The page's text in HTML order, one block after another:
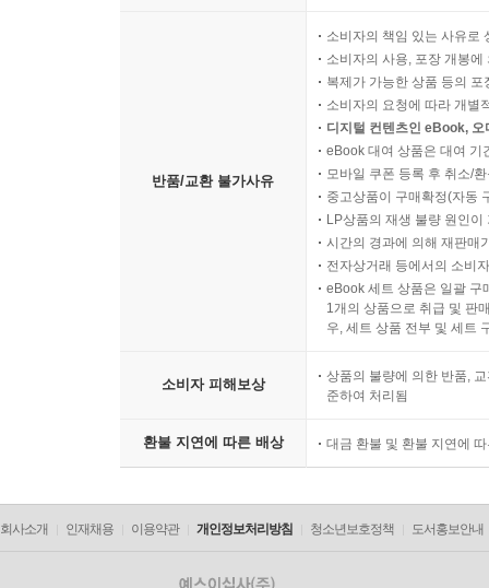
반품/교환 불가사유
소비자의 책임 있는 사유로
소비자의 사용, 포장 개봉
복제가 가능한 상품 등의
소비자의 요청에 따라 개별
디지털 컨텐츠인 eBook,
eBook 대여 상품은 대여 기
모바일 쿠폰 등록 후 취소/
중고상품이 구매확정(자동
LP상품의 재생 불량 원인
시간의 경과에 의해 재판매
전자상거래 등에서의 소비
eBook 세트 상품은 일괄 구
1개의 상품으로 취급 및 판
우, 세트 상품 전부 및 세트
소비자 피해보상
상품의 불량에 의한 반품,
준하여 처리됨
환불 지연에 따른 배상 대금 환불 및 환불 지연에
회사소개 인재채용 이용약관 개인정보처리방침 청소년보호정책 도서홍보안내